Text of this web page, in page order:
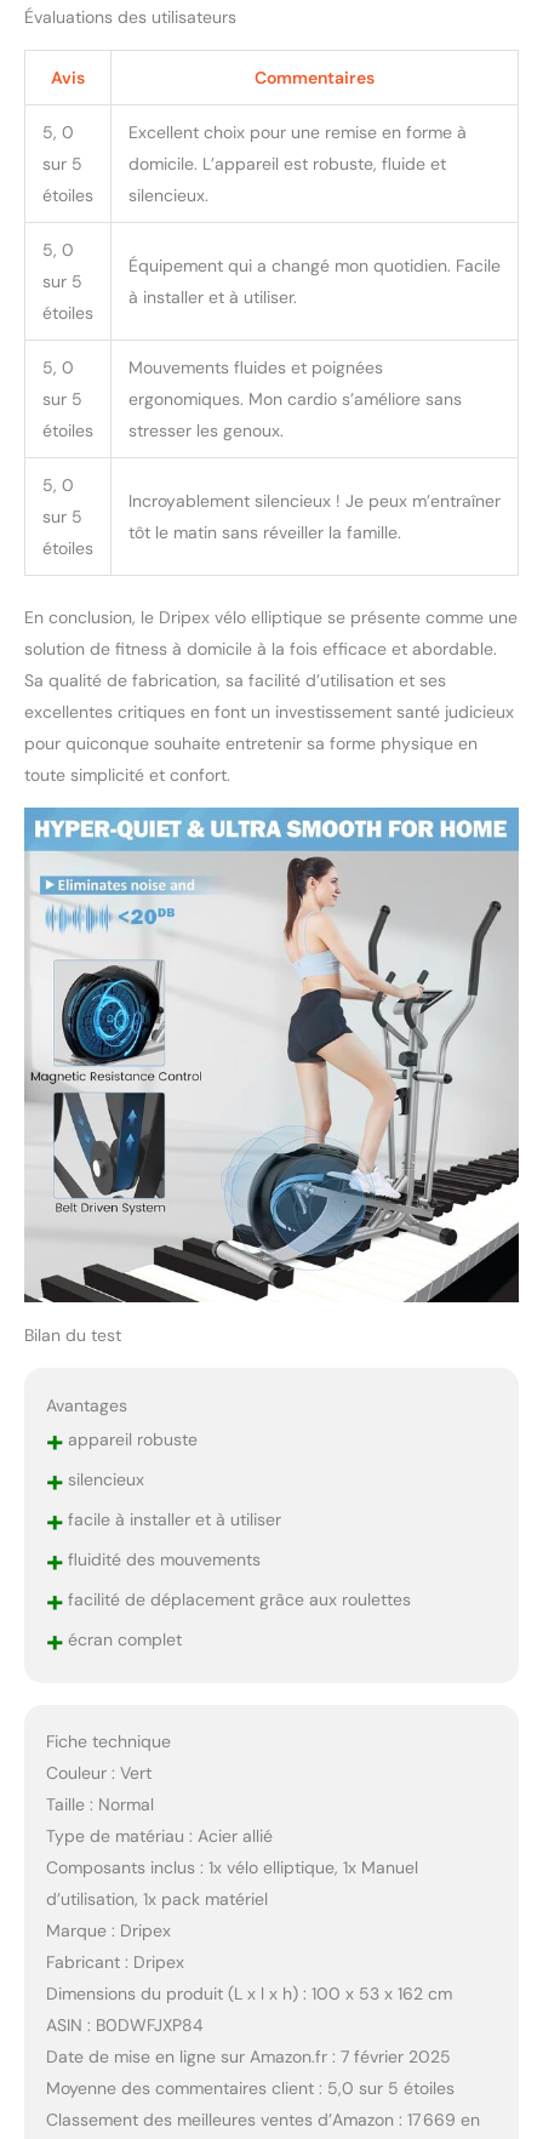
Évaluations des utilisateurs
Avis Commentaires
5, 0
sur 5
étoiles
Excellent choix pour une remise en forme à
domicile. L’appareil est robuste, fluide et
silencieux.
5, 0
sur 5
étoiles
Équipement qui a changé mon quotidien. Facile
à installer et à utiliser.
5, 0
sur 5
étoiles
Mouvements fluides et poignées
ergonomiques. Mon cardio s’améliore sans
stresser les genoux.
5, 0
sur 5
étoiles
Incroyablement silencieux ! Je peux m’entraîner
tôt le matin sans réveiller la famille.
En conclusion, le Dripex vélo elliptique se présente comme une
solution de fitness à domicile à la fois efficace et abordable.
Sa qualité de fabrication, sa facilité d’utilisation et ses
excellentes critiques en font un investissement santé judicieux
pour quiconque souhaite entretenir sa forme physique en
toute simplicité et confort.
Bilan du test
Avantages
+appareil robuste
+silencieux
+facile à installer et à utiliser
+fluidité des mouvements
+facilité de déplacement grâce aux roulettes
+écran complet
Fiche technique
Couleur : Vert
Taille : Normal
Type de matériau : Acier allié
Composants inclus : 1x vélo elliptique, 1x Manuel
d’utilisation, 1x pack matériel
Marque : Dripex
Fabricant : Dripex
Dimensions du produit (L x l x h) : 100 x 53 x 162 cm
ASIN : B0DWFJXP84
Date de mise en ligne sur Amazon.fr : 7 février 2025
Moyenne des commentaires client : 5,0 sur 5 étoiles
Classement des meilleures ventes d’Amazon : 17 669 en